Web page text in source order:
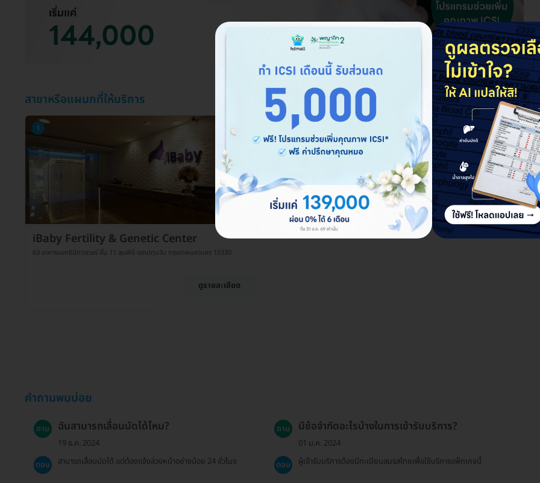
สาขาหรือแผนกที่ให้บริการ
1
iBaby Fertility & Genetic Center
63 อาคารแอทธินีทาวเวอร์ ชั้น 11 ลุมพินี เขตปทุมวัน กรุงเทพมหานคร 10330
ดูรายละเอียด
คำถามพบบ่อย
ถาม ฉันสามารถเลื่อนนัดได้ไหม?
19 ธ.ค. 2024
ตอบ
สามารถเลื่อนนัดได้ แต่ต้องแจ้งล่วงหน้าอย่างน้อย 24 ชั่วโมง
ถาม มีข้อจำกัดอะไรบ้างในการเข้ารับบริการ?
01 ม.ค. 2024
ตอบ
ผู้เข้ารับบริการต้องมีทะเบียนสมรสไทยเพื่อใช้บริการแพ็กเกจนี้